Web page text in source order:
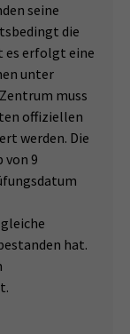
seine
die
es erfolgt eine
unter
muss
offiziellen
werden. Die
von 9
hat.